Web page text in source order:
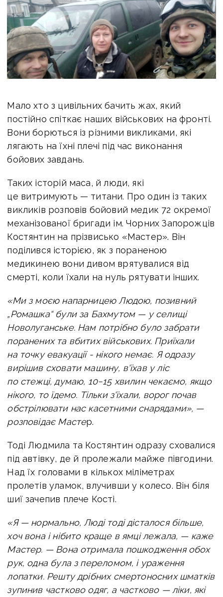
Мало хто з цивільних бачить жах, який
постійно спіткає наших військових на фронті.
Вони борються із різними викликами, які
лягають на їхні плечі під час виконання
бойових завдань.
Таких історій маса, й люди, які
це витримують — титани. Про один із таких
викликів розповів бойовий медик 72 окремої
механізованої бригади ім. Чорних Запорожців
Костянтин на прізвисько «Мастер». Він
поділився історією, як з пораненою
медикинею вони дивом врятувалися від
смерті, коли їхали на нуль рятувати інших.
«Ми з моєю напарницею Людою, позивний
„Ромашка“ були за Бахмутом — у селищі
Новолуганське. Нам потрібно було забрати
поранених та вбитих військових. Приїхали
на точку евакуації - нікого немає. Я одразу
вирішив сховати машину, в'їхав у ліс
по стежці, думаю, 10−15 хвилин чекаємо, якщо
нікого, то їдемо. Тільки з'їхали, ворог почав
обстрілювати нас касетними снарядами», —
розповідає Мастер.
Тоді Людмила та Костянтин одразу сховалися
під автівку, де й пролежали майже півгодини.
Над їх головами в кількох міліметрах
пролетів уламок, влучивши у колесо. Він біля
шиї зачепив плече Кості.
«Я — нормально, Люді тоді дісталося більше,
хоч вона і нібито краще в ямці лежала, — каже
Мастер. — Вона отримала пошкодження обох
рук, одна була з переломом, і ураження
лопатки. Решту дрібних смертоносних шматків
зупинив частково одяг, а частково — ліки, які